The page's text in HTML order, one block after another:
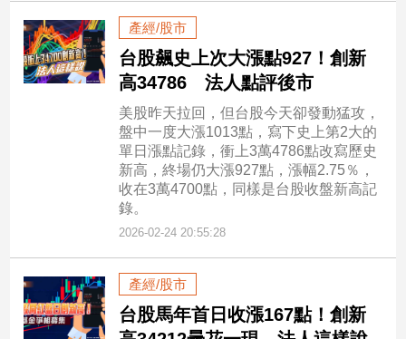
產經/股市
台股飆史上次大漲點927！創新
高34786 法人點評後市
美股昨天拉回，但台股今天卻發動猛攻，
盤中一度大漲1013點，寫下史上第2大的
單日漲點記錄，衝上3萬4786點改寫歷史
新高，終場仍大漲927點，漲幅2.75％，
收在3萬4700點，同樣是台股收盤新高記
錄。
2026-02-24 20:55:28
產經/股市
台股馬年首日收漲167點！創新